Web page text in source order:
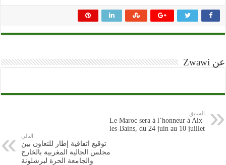
عن Zwawi
السابق
Le Maroc sera à l’honneur à Aix-
les-Bains, du 24 juin au 10 juillet
التالي
توقيع اتفاقية إطار للتعاون بين
مجلس الجالية المغربية بالخارج
والجامعة الحرة لبرشلونة